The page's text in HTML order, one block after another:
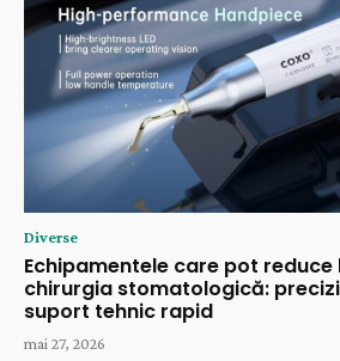
Diverse
Echipamentele care pot
chirurgia stomatologică:
suport tehnic rapid
mai 27, 2026